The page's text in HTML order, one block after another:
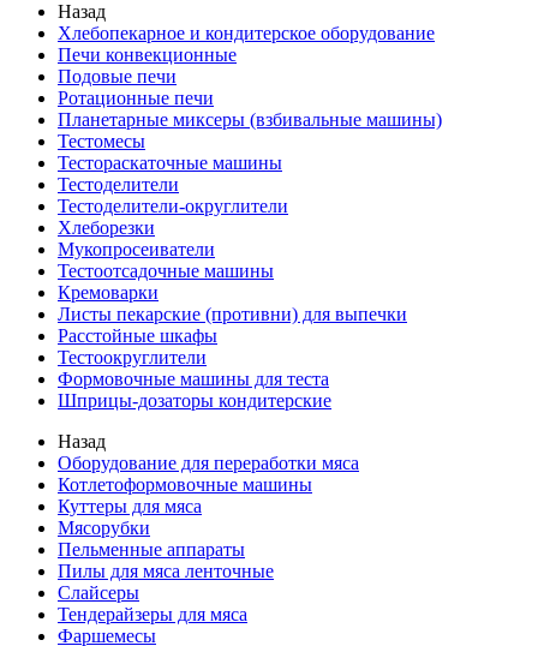
Назад
Хлебопекарное и кондитерское оборудование
Печи конвекционные
Подовые печи
Ротационные печи
Планетарные миксеры (взбивальные машины)
Тестомесы
Тестораскаточные машины
Тестоделители
Тестоделители-округлители
Хлеборезки
Мукопросеиватели
Тестоотсадочные машины
Кремоварки
Листы пекарские (противни) для выпечки
Расстойные шкафы
Тестоокруглители
Формовочные машины для теста
Шприцы-дозаторы кондитерские
Назад
Оборудование для переработки мяса
Котлетоформовочные машины
Куттеры для мяса
Мясорубки
Пельменные аппараты
Пилы для мяса ленточные
Слайсеры
Тендерайзеры для мяса
Фаршемесы